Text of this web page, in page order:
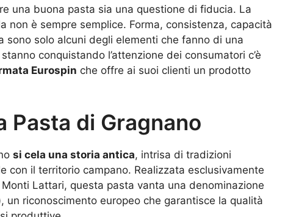
una buona pasta sia una questione di fiducia. La
non è sempre semplice. Forma, consistenza, capacità
solo alcuni degli elementi che fanno di una
conquistando l’attenzione dei consumatori c’è
Eurospin che offre ai suoi clienti un prodotto
Pasta di Gragnano
si cela una storia antica, intrisa di tradizioni
con il territorio campano. Realizzata esclusivamente
Lattari, questa pasta vanta una denominazione
un riconoscimento europeo che garantisce la qualità